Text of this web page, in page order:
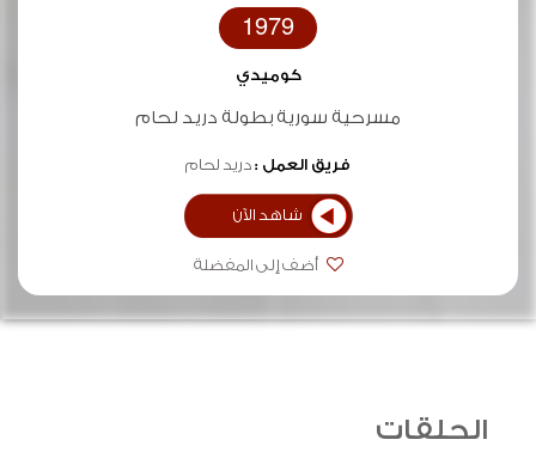
1979
كوميدي
مسرحية سورية بطولة دريد لحام
فريق العمل :دريد لحام
شاهد الآن
أضف إلى المفضلة
الحلقات